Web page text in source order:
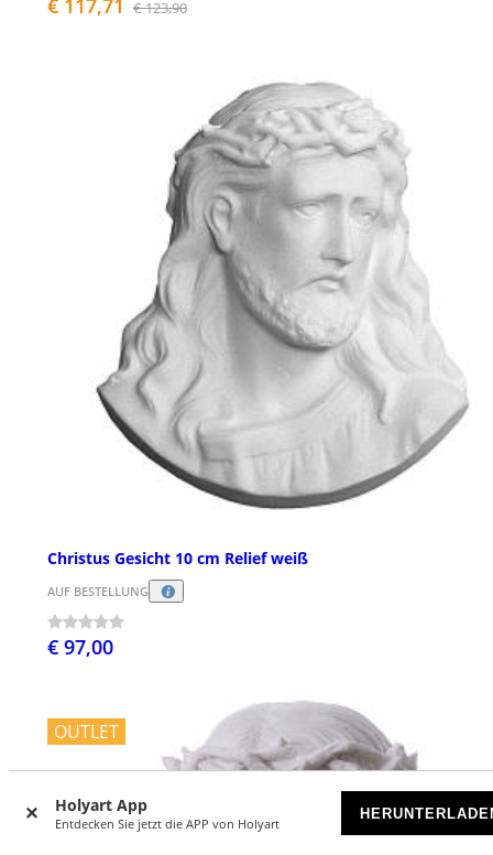
Holyart App
Entdecken Sie jetzt die APP von Holyart
€ 117,71 € 123,90
Christus Gesicht 10 cm Relief weiß
AUF BESTELLUNG
€ 97,00
OUTLET